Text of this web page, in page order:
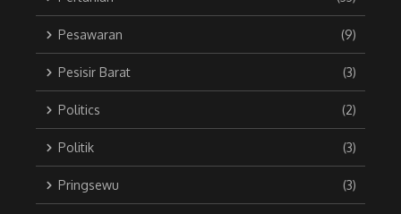
Pesawaran (9)
Pesisir Barat (3)
Politics (2)
Politik (3)
Pringsewu (3)